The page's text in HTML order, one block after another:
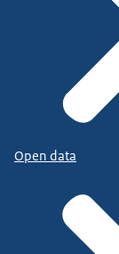
Open data